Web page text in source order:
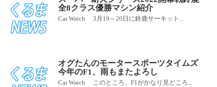
全8クラス優勝マシン紹介
Car Watch 3月19～20日に鈴鹿サーキット...
オグたんのモータースポーツタイムズ
今年のF1、雨もまたよろし
Car Watch このところ、F1がかなり見どころ...